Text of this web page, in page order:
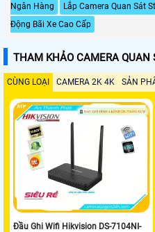
Ngân Hàng
Lắp Camera Quan Sát
Động Bãi Xe Cao Cấp
THAM KHẢO CAMERA QUAN
CÙNG LOẠI CAMERA 2K 4K SẢN
Đầu Ghi Wifi Hikvision DS-7104NI-